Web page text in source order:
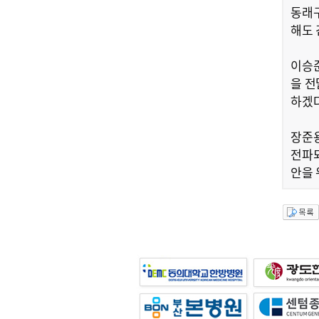
동래
해도
이승
을
하겠
장준
전파
안을